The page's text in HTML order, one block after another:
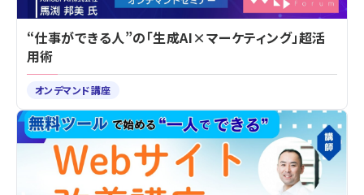
“仕事ができる人”の「生成AI×マーケティング」超活
用術
オンデマンド講座